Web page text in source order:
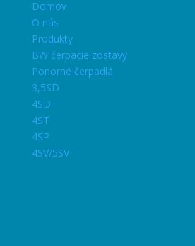
Domov
O nás
Produkty
BW čerpacie zostavy
Ponorné čerpadlá
3,5SD
4SD
4ST
4SP
4SV/5SV